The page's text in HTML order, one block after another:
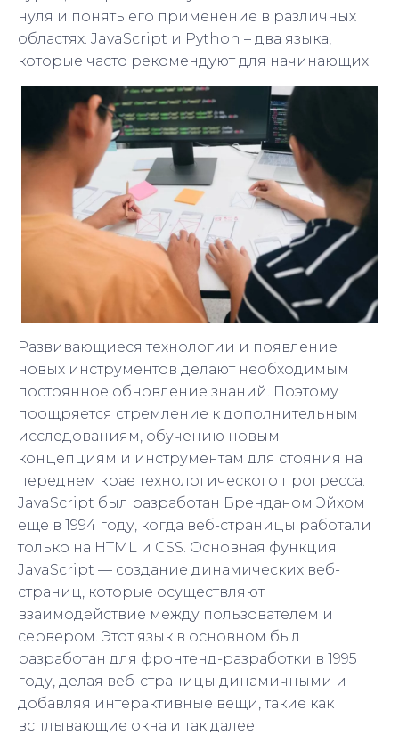
нуля и понять его применение в различных
областях. JavaScript и Python – два языка,
которые часто рекомендуют для начинающих.
Развивающиеся технологии и появление
новых инструментов делают необходимым
постоянное обновление знаний. Поэтому
поощряется стремление к дополнительным
исследованиям, обучению новым
концепциям и инструментам для стояния на
переднем крае технологического прогресса.
JavaScript был разработан Бренданом Эйхом
еще в 1994 году, когда веб-страницы работали
только на HTML и CSS. Основная функция
JavaScript — создание динамических веб-
страниц, которые осуществляют
взаимодействие между пользователем и
сервером. Этот язык в основном был
разработан для фронтенд-разработки в 1995
году, делая веб-страницы динамичными и
добавляя интерактивные вещи, такие как
всплывающие окна и так далее.